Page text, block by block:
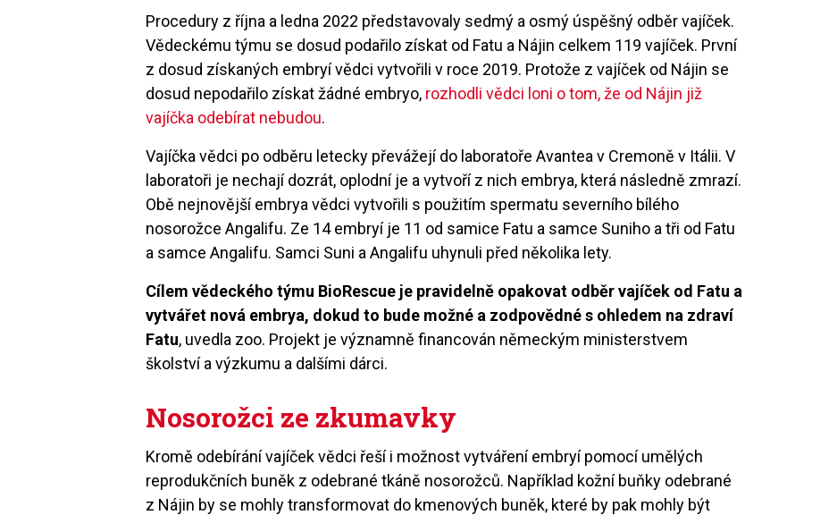
Procedury z října a ledna 2022 představovaly sedmý a osmý úspěšný odběr vajíček.
Vědeckému týmu se dosud podařilo získat od Fatu a Nájin celkem 119 vajíček. První
z dosud získaných embryí vědci vytvořili v roce 2019. Protože z vajíček od Nájin se
dosud nepodařilo získat žádné embryo, rozhodli vědci loni o tom, že od Nájin již
vajíčka odebírat nebudou.
Vajíčka vědci po odběru letecky převážejí do laboratoře Avantea v Cremoně v Itálii. V
laboratoři je nechají dozrát, oplodní je a vytvoří z nich embrya, která následně zmrazí.
Obě nejnovější embrya vědci vytvořili s použitím spermatu severního bílého
nosorožce Angalifu. Ze 14 embryí je 11 od samice Fatu a samce Suniho a tři od Fatu
a samce Angalifu. Samci Suni a Angalifu uhynuli před několika lety.
Cílem vědeckého týmu BioRescue je pravidelně opakovat odběr vajíček od Fatu a
vytvářet nová embrya, dokud to bude možné a zodpovědné s ohledem na zdraví
Fatu, uvedla zoo. Projekt je významně financován německým ministerstvem
školství a výzkumu a dalšími dárci.
Nosorožci ze zkumavky
Kromě odebírání vajíček vědci řeší i možnost vytváření embryí pomocí umělých
reprodukčních buněk z odebrané tkáně nosorožců. Například kožní buňky odebrané
z Nájin by se mohly transformovat do kmenových buněk, které by pak mohly být